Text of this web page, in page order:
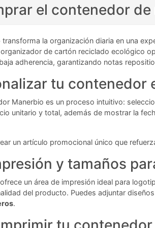
el contenedor
la organización diaria en una
de cartón reciclado ecológico
adherencia, garantizando notas
tu contenedor
Manerbio es un proceso intuitivo:
unitario y total, además de mostrar la
un artículo promocional único que
y tamaños
un área de impresión ideal para
del producto. Puedes adjuntar
.